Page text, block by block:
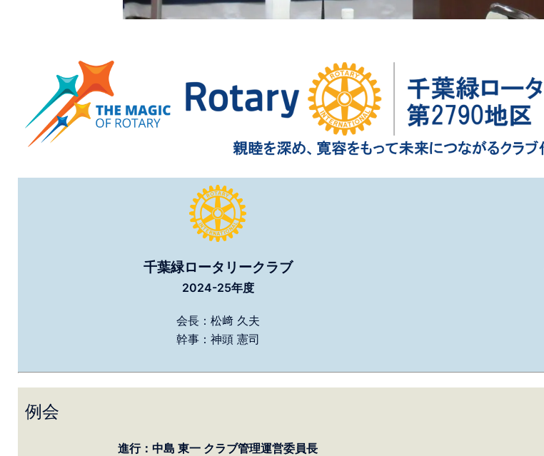
千葉緑ロータリークラブ
2024-25年度
会長：松﨑 久夫
幹事：神頭 憲司
例会
進行：中島 東一 クラブ管理運営委員長